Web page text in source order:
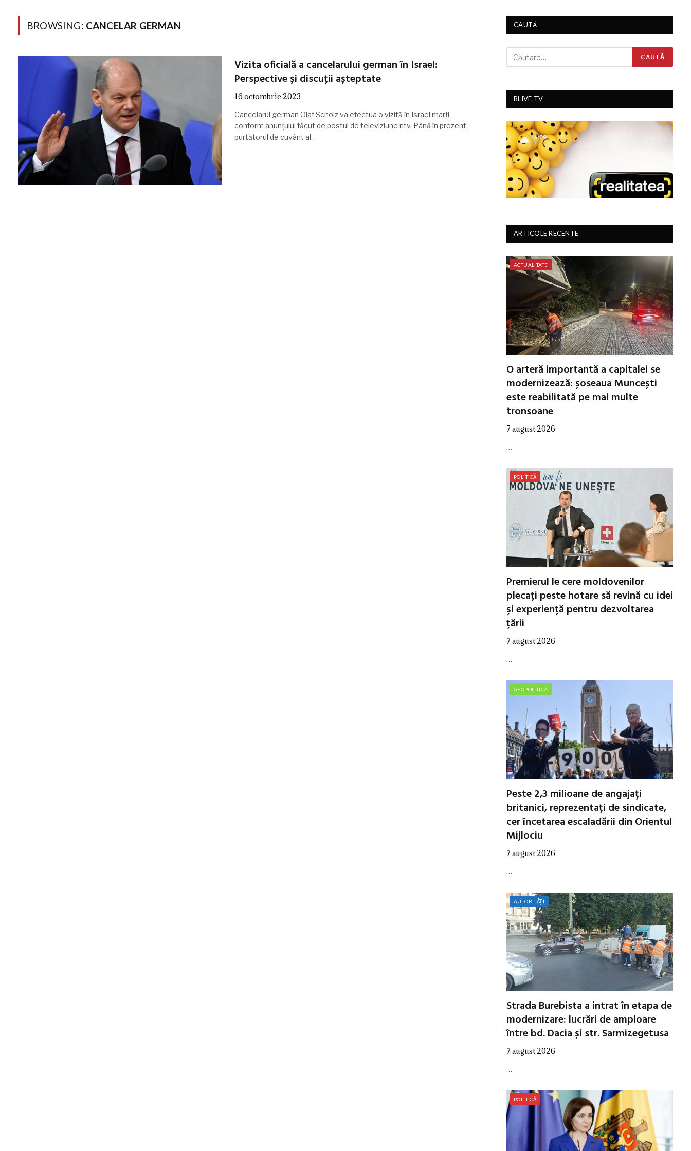
BROWSING: CANCELAR GERMAN
Vizita oficială a cancelarului german în Israel:
Perspective și discuții așteptate
16 octombrie 2023
Cancelarul german Olaf Scholz va efectua o vizită în Israel marți,
conform anunțului făcut de postul de televiziune ntv. Până în prezent,
purtătorul de cuvânt al…
CAUTĂ
RLIVE TV
ARTICOLE RECENTE
ACTUALITATE
O arteră importantă a capitalei se
modernizează: șoseaua Muncești
este reabilitată pe mai multe
tronsoane
7 august 2026
…
POLITICĂ
Premierul le cere moldovenilor
plecați peste hotare să revină cu idei
și experiență pentru dezvoltarea
țării
7 august 2026
…
GEOPOLITICA
Peste 2,3 milioane de angajați
britanici, reprezentați de sindicate,
cer încetarea escaladării din Orientul
Mijlociu
7 august 2026
…
AUTORITĂȚI
Strada Burebista a intrat în etapa de
modernizare: lucrări de amploare
între bd. Dacia și str. Sarmizegetusa
7 august 2026
…
POLITICĂ